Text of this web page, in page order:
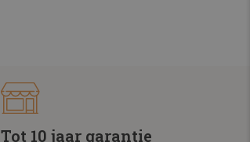
Tot 10 jaar garantie